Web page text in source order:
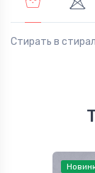
Стирать в